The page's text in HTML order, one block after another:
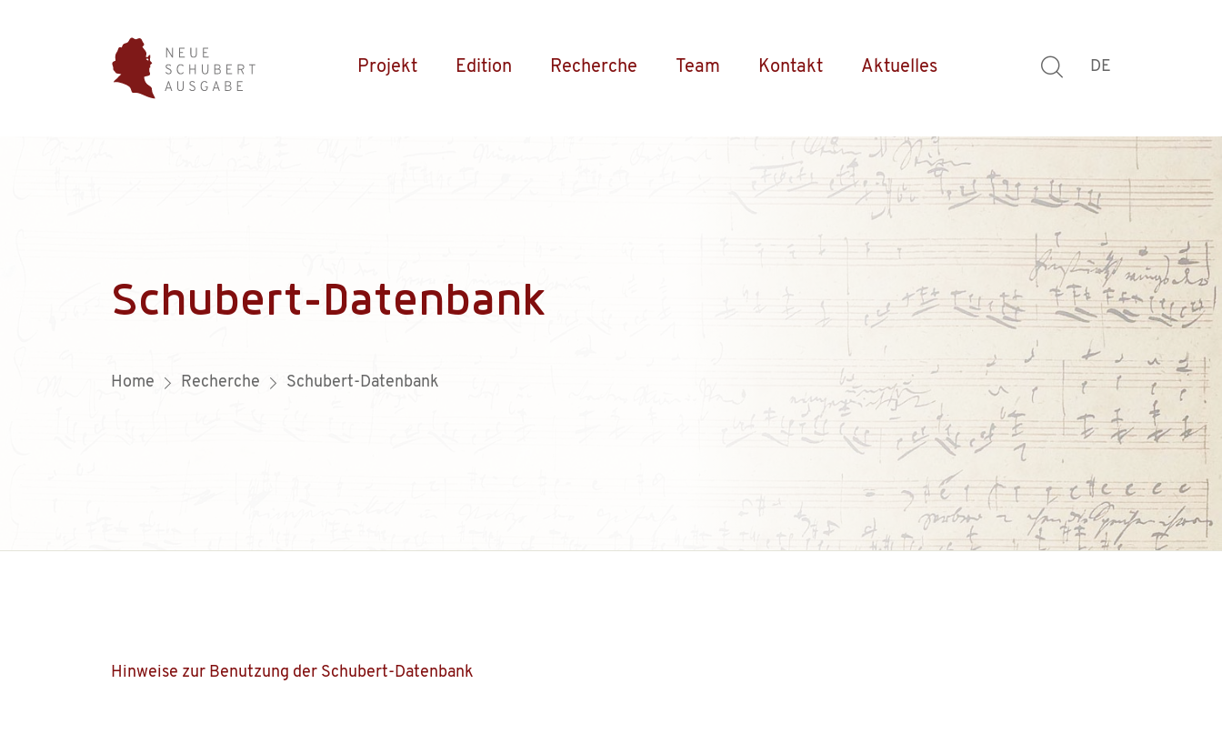
Projekt Edition Recherche Team Kontakt Aktuelles DE
Schubert-Datenbank
Home Recherche Schubert-Datenbank
Hinweise zur Benutzung der Schubert-Datenbank